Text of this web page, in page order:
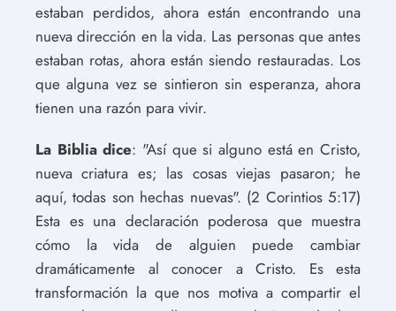
estaban perdidos, ahora están encontrando una
nueva dirección en la vida. Las personas que antes
estaban rotas, ahora están siendo restauradas. Los
que alguna vez se sintieron sin esperanza, ahora
tienen una razón para vivir.
La Biblia dice: "Así que si alguno está en Cristo,
nueva criatura es; las cosas viejas pasaron; he
aquí, todas son hechas nuevas". (2 Corintios 5:17)
Esta es una declaración poderosa que muestra
cómo la vida de alguien puede cambiar
dramáticamente al conocer a Cristo. Es esta
transformación la que nos motiva a compartir el